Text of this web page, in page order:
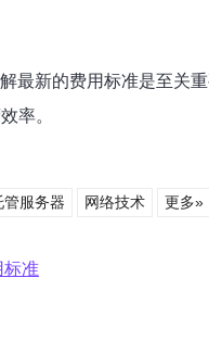
最新的费用标准是至关
率。
管服务器 网络技术 更多»
标准